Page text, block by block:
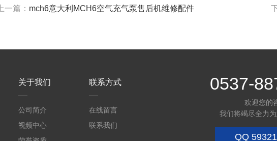
上一篇： mch6意大利MCH6空气充气泵售后机维修配件
关于我们
公司简介
视频中心
联系方式
在线留言
联系我们
0537-
欢迎您的
我们将竭尽全力
QQ